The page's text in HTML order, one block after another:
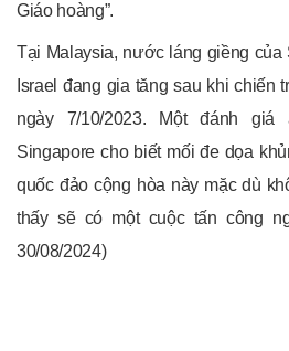
Giáo hoàng”.
Tại Malaysia, nước láng giềng của
Israel đang gia tăng sau khi chiến
ngày 7/10/2023. Một đánh
Singapore cho biết mối đe dọa
quốc đảo cộng hòa này mặc dù
thấy sẽ có một cuộc tấn công
30/08/2024)